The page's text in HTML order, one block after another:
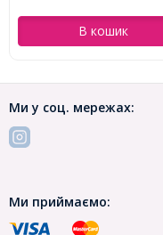
В кошик
Ми у соц. мережах:
Ми приймаємо: